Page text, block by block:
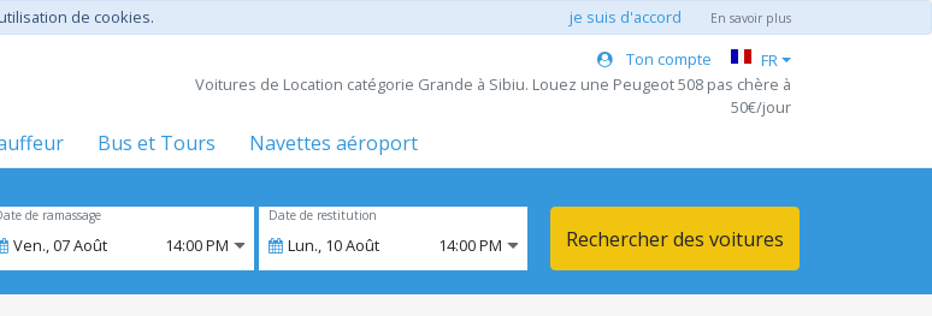
de cookies. je suis d'accord En savoir plus
Ton compte
FR
Voitures de Location catégorie Grande à Sibiu. Louez une Peugeot 508 pas chère à
50€/jour
Bus et Tours
Navettes aéroport
de ramassage
Ven.,07Août 14:00 PM
Date de restitution
Lun., 10Août 14:00 PM Rechercher des voitures